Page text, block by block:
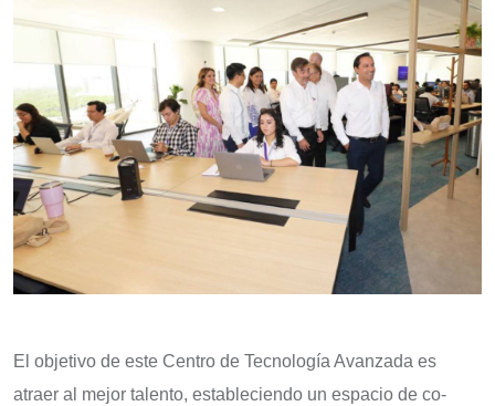
El objetivo de este Centro de Tecnología Avanzada es
atraer al mejor talento, estableciendo un espacio de co-